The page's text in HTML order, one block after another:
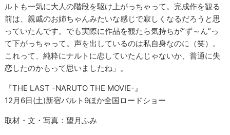
ルトも一気に大人の階段を駆け上がっちゃって。完成作を観る
前は、親戚のお姉ちゃんみたいな感じで寂しくなるだろうと思
っていたんです。でも実際に作品を観たら気持ちが“ず～ん”っ
て下がっちゃって。声を出しているのは私自身なのに（笑）。
これって、純粋にナルトに恋していたんじゃないか、普通に失
恋したのかもって思いましたね」。
『THE LAST -NARUTO THE MOVIE-』
12月6日(土)新宿バルト9ほか全国ロードショー
取材・文・写真：望月ふみ